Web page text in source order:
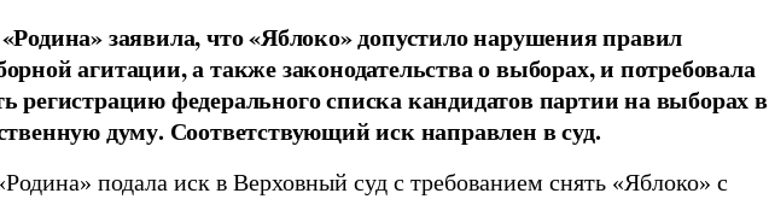
заявила, что «Яблоко» допустило нарушения правил
агитации, а также законодательства о выборах, и потребовала
регистрацию федерального списка кандидатов партии на выборах в
думу. Соответствующий иск направлен в суд.
подала иск в Верховный суд с требованием снять «Яблоко» с